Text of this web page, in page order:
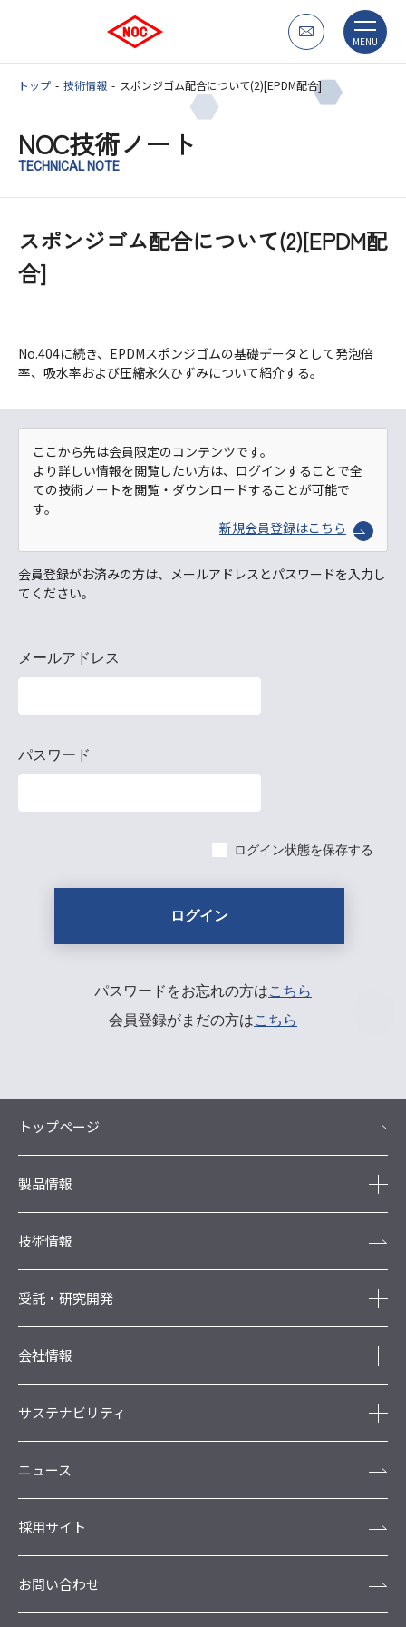
MENU
トップ 技術情報 スポンジゴム配合について(2)[EPDM配合]
NOC技術ノート
TECHNICAL NOTE
スポンジゴム配合について(2)[EPDM配
合]
No.404に続き、EPDMスポンジゴムの基礎データとして発泡倍
率、吸水率および圧縮永久ひずみについて紹介する。
ここから先は会員限定のコンテンツです。
より詳しい情報を閲覧したい方は、ログインすることで全
ての技術ノートを閲覧・ダウンロードすることが可能で
す。
新規会員登録はこちら
会員登録がお済みの方は、メールアドレスとパスワードを入力し
てください。
メールアドレス
パスワード
ログイン状態を保存する
パスワードをお忘れの方はこちら
会員登録がまだの方はこちら
トップページ
製品情報
技術情報
受託・研究開発
会社情報
サステナビリティ
ニュース
採用サイト
お問い合わせ